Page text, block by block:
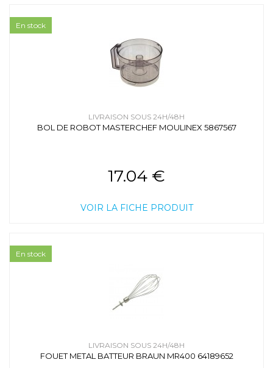
LIVRAISON SOUS 24H/48H
BOL DE ROBOT MASTERCHEF MOULINEX 5867567
17.04 €
VOIR LA FICHE PRODUIT
En stock
LIVRAISON SOUS 24H/48H
FOUET METAL BATTEUR BRAUN MR400 64189652
En stock